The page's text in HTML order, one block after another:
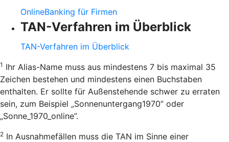
OnlineBanking für Firmen
TAN-Verfahren im Überblick
TAN-Verfahren im Überblick
1 Ihr Alias-Name muss aus mindestens 7 bis maximal 35
Zeichen bestehen und mindestens einen Buchstaben
enthalten. Er sollte für Außenstehende schwer zu erraten
sein, zum Beispiel „Sonnenuntergang1970” oder
„Sonne_1970_online”.
2 In Ausnahmefällen muss die TAN im Sinne einer